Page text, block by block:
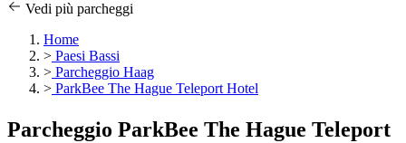
Vedi più parcheggi
Home
> Paesi Bassi
> Parcheggio Haag
> ParkBee The Hague Teleport Hotel
Parcheggio ParkBee The Hague Teleport